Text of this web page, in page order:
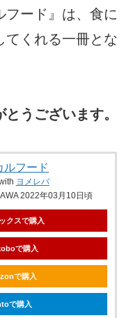
フード』は、食に
てくれる一冊とな
うございます。
ルフード
ヨメレバ
2022年03月10日頃
クスで購入
で購入
で購入
で購入